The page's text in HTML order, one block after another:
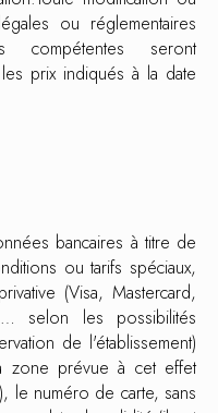
ou réglementaires
seront
prix indiqués à la date
bancaires à titre de
ou tarifs spéciaux,
(Visa, Mastercard,
selon les possibilités
de l'établissement)
zone prévue à cet effet
le numéro de carte, sans